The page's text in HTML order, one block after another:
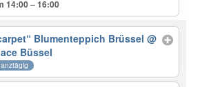
14:00 – 16:00
Blumenteppich Brüssel@
Büssel